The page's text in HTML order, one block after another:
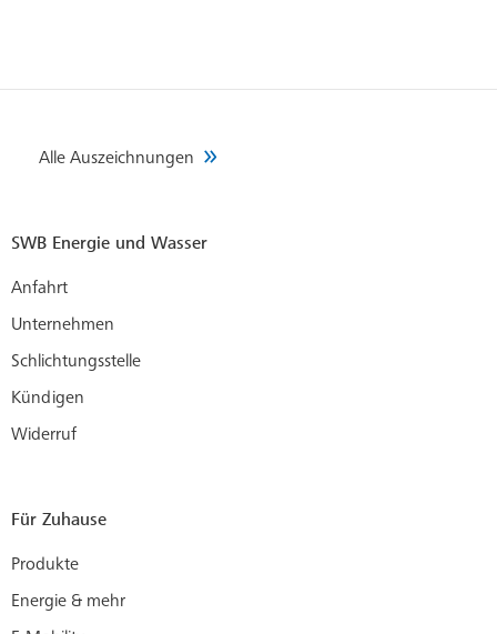
Alle Auszeichnungen
SWB Energie und Wasser
Anfahrt
Unternehmen
Schlichtungsstelle
Kündigen
Widerruf
Für Zuhause
Produkte
Energie & mehr